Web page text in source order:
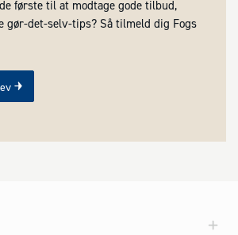
første til at modtage gode tilbud,
gør-det-selv-tips? Så tilmeld dig Fogs